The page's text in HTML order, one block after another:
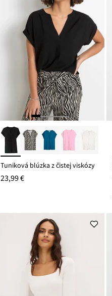
Tuniková blúzka z čistej viskózy
23,99 €